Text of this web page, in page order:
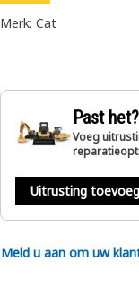
Merk: Cat
Past het?
Voeg
Uitrusting
Meld u aan om uw